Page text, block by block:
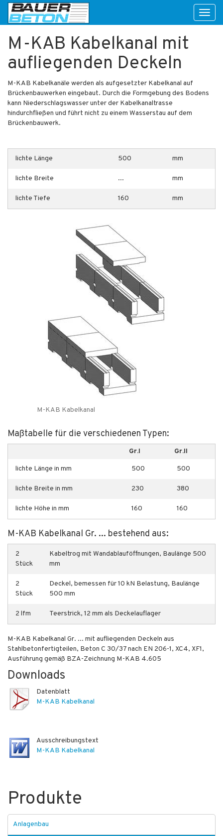
M-KAB Kabelkanal mit
aufliegenden Deckeln
M-KAB Kabelkanäle werden als aufgesetzter Kabelkanal auf
Brückenbauwerken eingebaut. Durch die Formgebung des Bodens
kann Niederschlagswasser unter der Kabelkanaltrasse
hindurchfließen und führt nicht zu einem Wasserstau auf dem
Brückenbauwerk.
lichte Länge 500 mm
lichte Breite ... mm
lichte Tiefe 160 mm
M-KAB Kabelkanal
Maßtabelle für die verschiedenen Typen:
Gr.I Gr.II
lichte Länge in mm 500 500
lichte Breite in mm 230 380
lichte Höhe in mm 160 160
M-KAB Kabelkanal Gr. ... bestehend aus:
2
Stück
Kabeltrog mit Wandablauföffnungen, Baulänge 500
mm
2
Stück
Deckel, bemessen für 10 kN Belastung, Baulänge
500 mm
2 lfm Teerstrick, 12 mm als Deckelauflager
M-KAB Kabelkanal Gr. ... mit aufliegenden Deckeln aus
Stahlbetonfertigteilen, Beton C 30/37 nach EN 206-1, XC4, XF1,
Ausführung gemäß BZA-Zeichnung M-KAB 4.605
Downloads
Datenblatt
M-KAB Kabelkanal
Ausschreibungstext
M-KAB Kabelkanal
Produkte
Anlagenbau